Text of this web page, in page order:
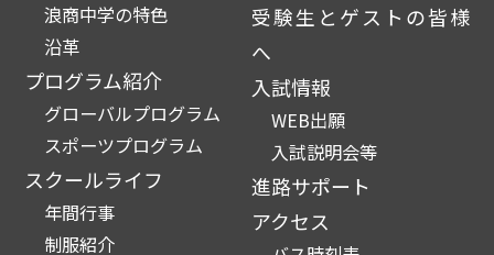
浪商中学の特色
沿革
プログラム紹介
グローバルプログラム
スポーツプログラム
スクールライフ
年間行事
制服紹介
受験生とゲストの皆様
へ
入試情報
WEB出願
入試説明会等
進路サポート
アクセス